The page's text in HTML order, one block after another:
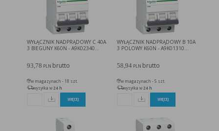
WYŁĄCZNIK NADPRĄDOWY C 40A
3 BIEGUNY K60N - A9K02340...
93,78 PLN brutto
w magazynach - 18 szt.
wysyłka w24 h
WIĘCEJ
WYŁĄCZNIK NADPRĄDOWY B 10A
3 POLOWY K60N - A9K01310...
58,94 PLN brutto
w magazynach - 5 szt.
wysyłka w24 h
WIĘCEJ